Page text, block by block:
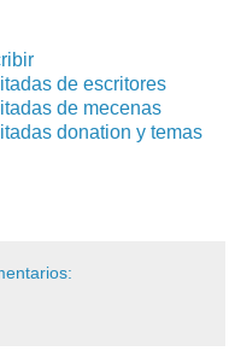
de escritores
de mecenas
donation y temas